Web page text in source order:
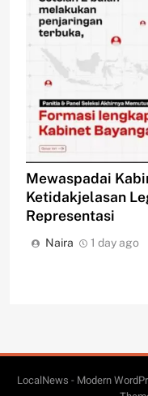
Mewaspadai
Ketidakjelasan
Representasi
Naira 1 day ago
LocalNews - Modern